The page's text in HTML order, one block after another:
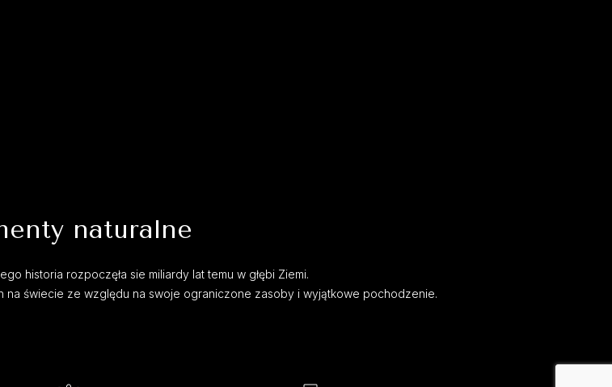
naturalne
historia rozpoczęła sie miliardy lat temu w głębi Ziemi.
na świecie ze względu na swoje ograniczone zasoby i wyjątkowe pochodzenie.